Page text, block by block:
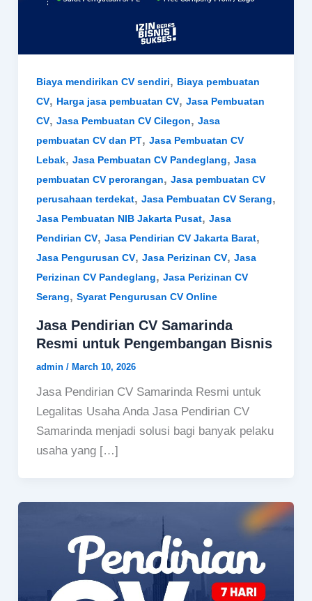
Biaya mendirikan CV sendiri, Biaya pembuatan
CV, Harga jasa pembuatan CV, Jasa Pembuatan
CV, Jasa Pembuatan CV Cilegon, Jasa
pembuatan CV dan PT, Jasa Pembuatan CV
Lebak, Jasa Pembuatan CV Pandeglang, Jasa
pembuatan CV perorangan, Jasa pembuatan CV
perusahaan terdekat, Jasa Pembuatan CV Serang,
Jasa Pembuatan NIB Jakarta Pusat, Jasa
Pendirian CV, Jasa Pendirian CV Jakarta Barat,
Jasa Pengurusan CV, Jasa Perizinan CV, Jasa
Perizinan CV Pandeglang, Jasa Perizinan CV
Serang, Syarat Pengurusan CV Online
Jasa Pendirian CV Samarinda
Resmi untuk Pengembangan Bisnis
admin / March 10, 2026
Jasa Pendirian CV Samarinda Resmi untuk
Legalitas Usaha Anda Jasa Pendirian CV
Samarinda menjadi solusi bagi banyak pelaku
usaha yang […]